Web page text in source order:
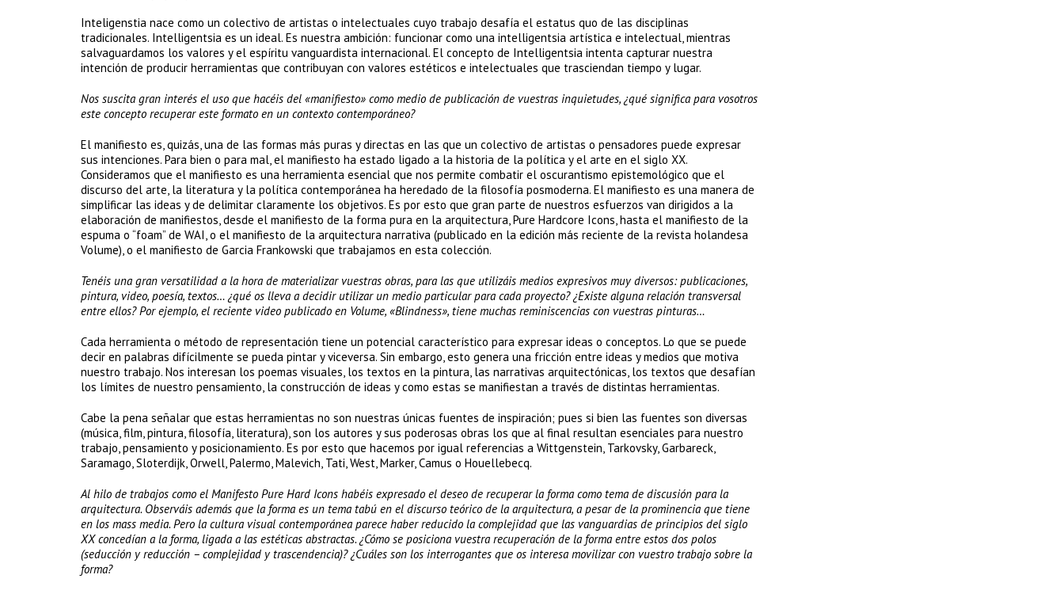
Inteligenstia nace como un colectivo de artistas o intelectuales cuyo trabajo desafía el estatus quo de las disciplinas
tradicionales. Intelligentsia es un ideal. Es nuestra ambición: funcionar como una intelligentsia artística e intelectual, mientras
salvaguardamos los valores y el espíritu vanguardista internacional. El concepto de Intelligentsia intenta capturar nuestra
intención de producir herramientas que contribuyan con valores estéticos e intelectuales que trasciendan tiempo y lugar.
Nos suscita gran interés el uso que hacéis del «manifiesto» como medio de publicación de vuestras inquietudes, ¿qué significa para vosotros
este concepto recuperar este formato en un contexto contemporáneo?
El manifiesto es, quizás, una de las formas más puras y directas en las que un colectivo de artistas o pensadores puede expresar
sus intenciones. Para bien o para mal, el manifiesto ha estado ligado a la historia de la política y el arte en el siglo XX.
Consideramos que el manifiesto es una herramienta esencial que nos permite combatir el oscurantismo epistemológico que el
discurso del arte, la literatura y la política contemporánea ha heredado de la filosofía posmoderna. El manifiesto es una manera de
simplificar las ideas y de delimitar claramente los objetivos. Es por esto que gran parte de nuestros esfuerzos van dirigidos a la
elaboración de manifiestos, desde el manifiesto de la forma pura en la arquitectura, Pure Hardcore Icons, hasta el manifiesto de la
espuma o “foam” de WAI, o el manifiesto de la arquitectura narrativa (publicado en la edición más reciente de la revista holandesa
Volume), o el manifiesto de Garcia Frankowski que trabajamos en esta colección.
Tenéis una gran versatilidad a la hora de materializar vuestras obras, para las que utilizáis medios expresivos muy diversos: publicaciones,
pintura, video, poesía, textos… ¿qué os lleva a decidir utilizar un medio particular para cada proyecto? ¿Existe alguna relación transversal
entre ellos? Por ejemplo, el reciente video publicado en Volume, «Blindness», tiene muchas reminiscencias con vuestras pinturas…
Cada herramienta o método de representación tiene un potencial característico para expresar ideas o conceptos. Lo que se puede
decir en palabras difícilmente se pueda pintar y viceversa. Sin embargo, esto genera una fricción entre ideas y medios que motiva
nuestro trabajo. Nos interesan los poemas visuales, los textos en la pintura, las narrativas arquitectónicas, los textos que desafían
los límites de nuestro pensamiento, la construcción de ideas y como estas se manifiestan a través de distintas herramientas.
Cabe la pena señalar que estas herramientas no son nuestras únicas fuentes de inspiración; pues si bien las fuentes son diversas
(música, film, pintura, filosofía, literatura), son los autores y sus poderosas obras los que al final resultan esenciales para nuestro
trabajo, pensamiento y posicionamiento. Es por esto que hacemos por igual referencias a Wittgenstein, Tarkovsky, Garbareck,
Saramago, Sloterdijk, Orwell, Palermo, Malevich, Tati, West, Marker, Camus o Houellebecq.
Al hilo de trabajos como el Manifesto Pure Hard Icons habéis expresado el deseo de recuperar la forma como tema de discusión para la
arquitectura. Observáis además que la forma es un tema tabú en el discurso teórico de la arquitectura, a pesar de la prominencia que tiene
en los mass media. Pero la cultura visual contemporánea parece haber reducido la complejidad que las vanguardias de principios del siglo
XX concedían a la forma, ligada a las estéticas abstractas. ¿Cómo se posiciona vuestra recuperación de la forma entre estos dos polos
(seducción y reducción – complejidad y trascendencia)? ¿Cuáles son los interrogantes que os interesa movilizar con vuestro trabajo sobre la
forma?